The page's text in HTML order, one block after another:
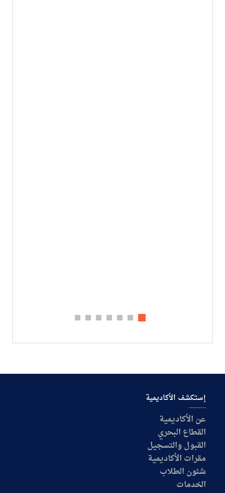
إستكشف الأكاديمية
عن الأكاديمية
القطاع البحري
القبول والتسجيل
مقرات الأكاديمية
شئون الطلاب
الخدمات